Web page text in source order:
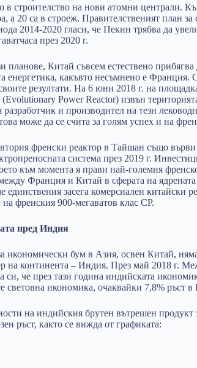
в строителство на нови атомни централи.
а 20 са в строеж. Правителственият план за
2014-2020 гласи, че Пекин трябва да
през 2020 г.
планове, Китай съвсем естествено
енергетика, какъвто несъмнено е Франция.
резултати. На 6 юни 2018 г. на
(Evolutionary Power Reactor) извън
и производител на тези
може да се счита за голям успех и на
френски реактор в Тайшан също върви
система през 2019 г.
към момента я прави най-големия
Франция и Китай в сферата на ядрената
единствения засега комерсиален китайски
френския 900-мегаватов клас CP.
пред Индия
икономически бум в Азия, освен Китай,
на континента – Индия. През май 2018 г.
си, че през тази година индийската
световна икономика, очаквайки 7,8% ръст
на индийския брутен вътрешен продукт
ръст, както се вижда от графиката: